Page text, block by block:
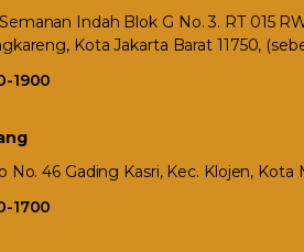
Indah Blok G No. 3. RT 015
Kota Jakarta Barat 11750,
1900
No. 46 Gading Kasri, Kec. Klojen, Kota
1700